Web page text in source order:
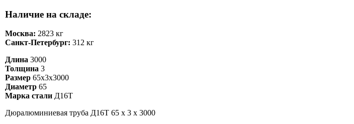
Наличие на складе:
Москва: 2823 кг
Санкт-Петербург: 312 кг
Длина 3000
Толщина 3
Размер 65х3х3000
Диаметр 65
Марка стали Д16Т
Дюралюминиевая труба Д16Т 65 х 3 х 3000